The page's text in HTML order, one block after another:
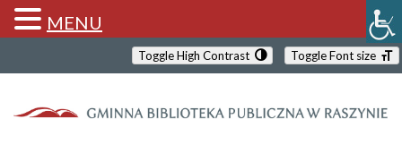
Toggle High Contrast Toggle Font size
MENU